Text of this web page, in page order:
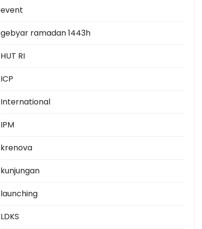
event
gebyar ramadan 1443h
HUT RI
ICP
International
IPM
krenova
kunjungan
launching
LDKS